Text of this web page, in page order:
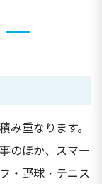
み重なります。
のほか、スマー
・野球・テニス